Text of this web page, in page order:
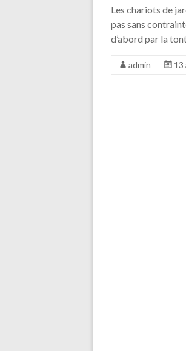
Les chariots de
pas sans
d’abord par la
admin 13